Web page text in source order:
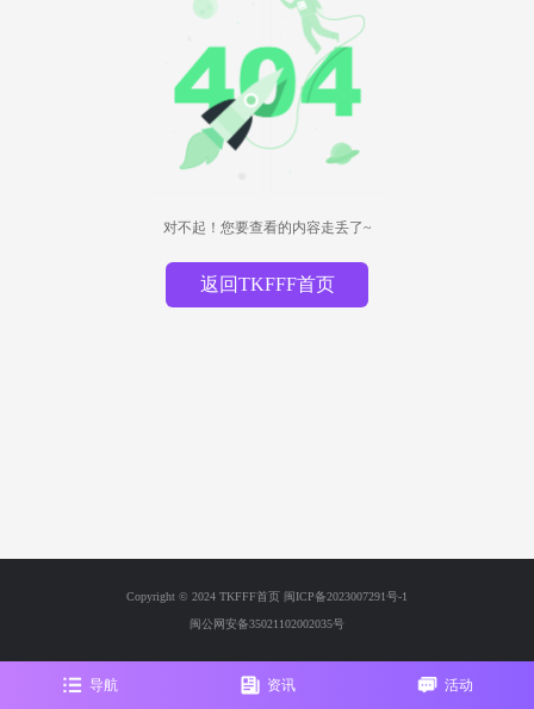
对不起！您要查看的内容走丢了~
返回TKFFF首页
Copyright © 2024 TKFFF首页 闽ICP备2023007291号-1
闽公网安备35021102002035号
导航 资讯 活动